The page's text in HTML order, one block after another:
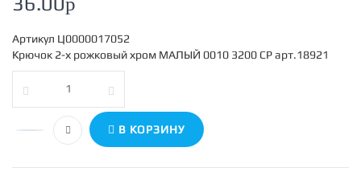
Артикул Ц0000017052
Крючок 2-х рожковый хром МАЛЫЙ 0010 3200 CP арт.18921
В КОРЗИНУ